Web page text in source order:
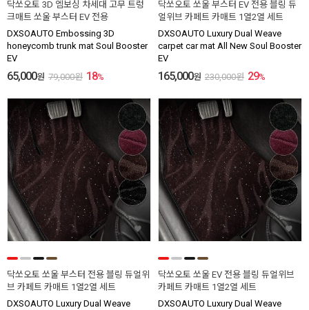
닥쏘오토 3D 엠보싱 차세대 고무 트렁
크매트 쏘울 부스터 EV 전용
DXSOAUTO Embossing 3D
honeycomb trunk mat Soul Booster
EV
65,000원 79,000원 18%
닥쏘오토 쏘울 부스터 EV 전용 블링 듀
얼위브 카페트 카매트 1열2열 세트
DXSOAUTO Luxury Dual Weave
carpet car mat All New Soul Booster
EV
165,000원 230,000원 29%
닥쏘오토 쏘울 부스터 전용 블링 듀얼위
브 카페트 카매트 1열2열 세트
DXSOAUTO Luxury Dual Weave
닥쏘오토 쏘울 EV 전용 블링 듀얼위브
카페트 카매트 1열2열 세트
DXSOAUTO Luxury Dual Weave